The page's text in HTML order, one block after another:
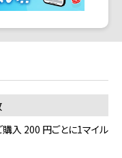
入 200 円ごとに1マイル